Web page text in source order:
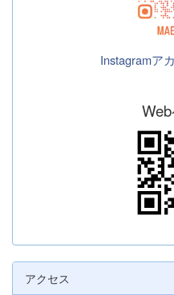
Instagramア
アクセス